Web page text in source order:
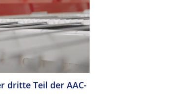
dritte Teil der AAC-